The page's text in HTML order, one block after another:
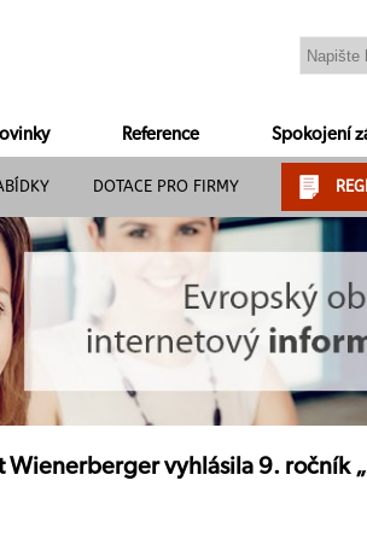
Reference Spokojení
DOTACE PRO FIRMY
Wienerberger vyhlásila 9. ročník